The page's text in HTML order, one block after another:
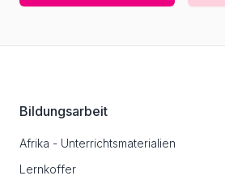
Bildungsarbeit
Afrika - Unterrichtsmaterialien
Lernkoffer